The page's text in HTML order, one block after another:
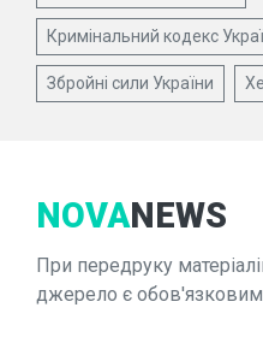
Кримінальний кодекс
Збройні сили України
NOVANEWS
При передруку
джерело є